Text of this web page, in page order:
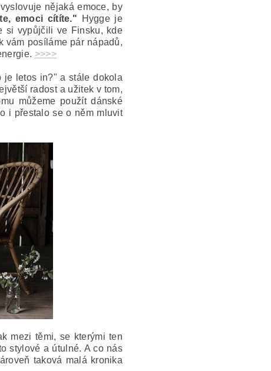
nějaká emoce, by
emoci cítíte." Hygge je
si vypůjčili ve Finsku, kde
vám posíláme pár nápadů,
>>>>
je letos in?" a stále dokola
radost a užitek v tom,
můžeme použít dánské
i přestalo se o něm mluvit
mezi těmi, se kterými ten
stylové a útulné. A co nás
taková malá kronika